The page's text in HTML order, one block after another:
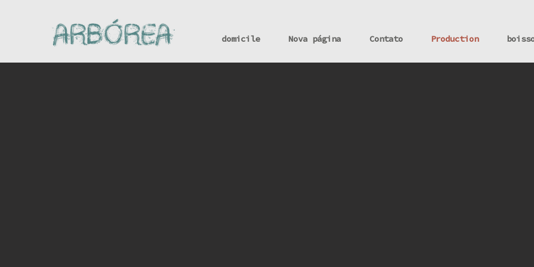
domicile Nova página Contato Production